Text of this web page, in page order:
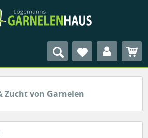
Zucht von Garnelen